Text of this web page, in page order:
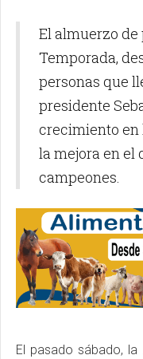
El almuerzo
Temporada,
personas que
presidente
crecimiento
la mejora en el
campeones.
El pasado sábado,